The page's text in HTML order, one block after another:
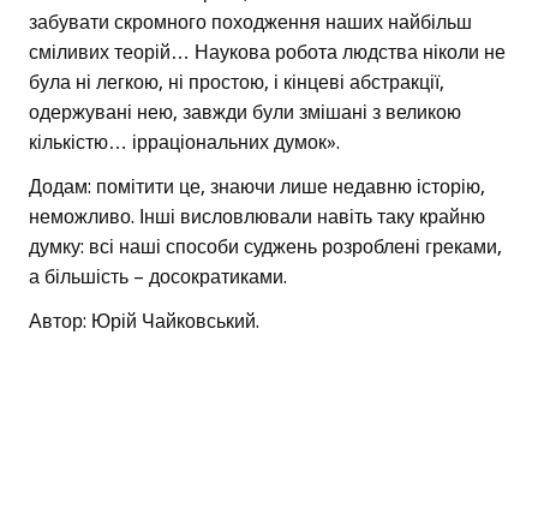
забувати скромного походження наших найбільш
сміливих теорій… Наукова робота людства ніколи не
була ні легкою, ні простою, і кінцеві абстракції,
одержувані нею, завжди були змішані з великою
кількістю… ірраціональних думок».
Додам: помітити це, знаючи лише недавню історію,
неможливо. Інші висловлювали навіть таку крайню
думку: всі наші способи суджень розроблені греками,
а більшість – досократиками.
Автор: Юрій Чайковський.